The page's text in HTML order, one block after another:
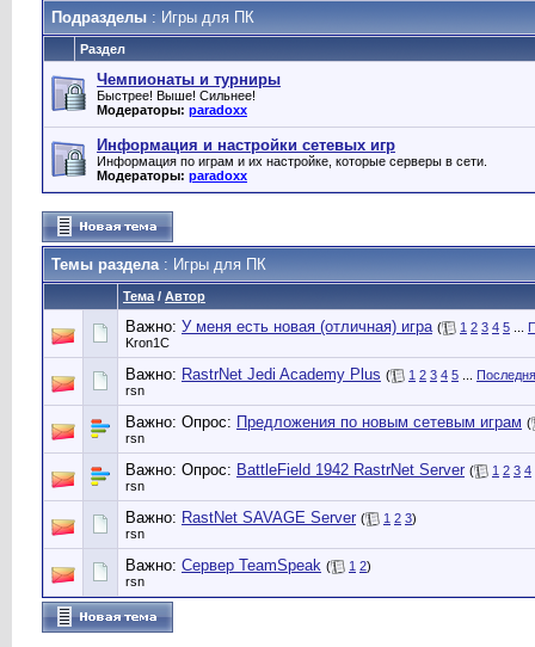
Подразделы : Игры для ПК
Раздел
Чемпионаты и турниры
Быстрее! Выше! Сильнее!
Модераторы: paradoxx
Информация и настройки сетевых игр
Информация по играм и их настройке, которые серверы в сети.
Модераторы: paradoxx
Темы раздела: Игры для ПК
Тема / Автор
Важно: У меня есть новая (отличная) игрa ( 1 2 3 4 5
Kron1C
Важно: RastrNet Jedi Academy Plus ( 1 2 3 4 5
rsn
Важно: Опрос: Предложения по новым сетевым играм (
rsn
Важно: Опрос: BattleField 1942 RastrNet Server ( 1 2 3 4
rsn
Важно: RastNet SAVAGE Server ( 1 2 3)
rsn
Важно: Сервер TeamSpeak ( 1 2)
rsn